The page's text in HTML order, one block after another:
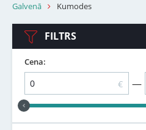
Galvenā Kumodes
FILTRS
Cena:
€ —